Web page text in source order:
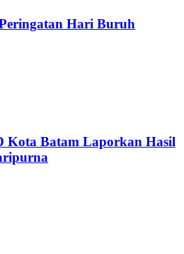
Hari Buruh
Kota Batam Laporkan Hasil